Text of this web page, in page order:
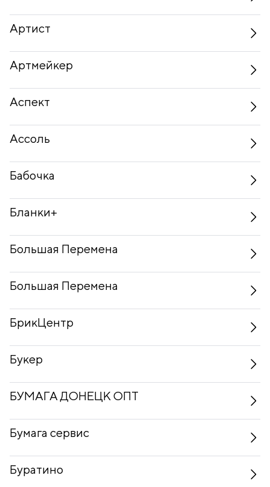
Артист
Артмейкер
Аспект
Ассоль
Бабочка
Бланки+
Большая Перемена
Большая Перемена
БрикЦентр
Букер
БУМАГА ДОНЕЦК ОПТ
Бумага сервис
Буратино